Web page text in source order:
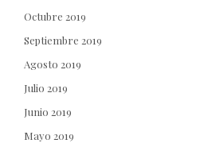
Octubre 2019
Septiembre 2019
Agosto 2019
Julio 2019
Junio 2019
Mayo 2019